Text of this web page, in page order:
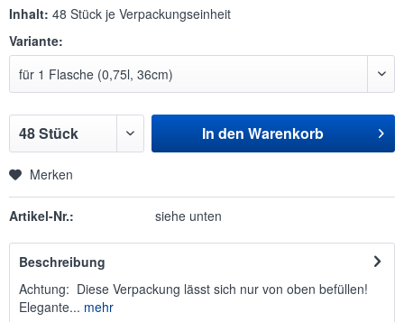
Inhalt: 48 Stück je Verpackungseinheit
Variante:
In den Warenkorb
Merken
Artikel-Nr.: siehe unten
Beschreibung
Achtung: Diese Verpackung lässt sich nur von oben befüllen!
Elegante... mehr